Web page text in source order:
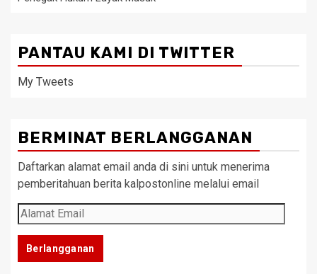
PANTAU KAMI DI TWITTER
My Tweets
BERMINAT BERLANGGANAN
Daftarkan alamat email anda di sini untuk menerima
pemberitahuan berita kalpostonline melalui email
Alamat
Email
Berlangganan